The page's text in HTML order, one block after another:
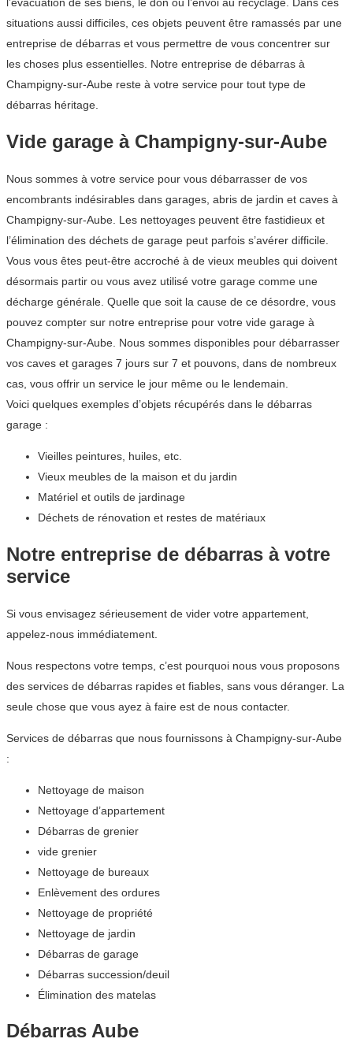
situations aussi difficiles, ces objets peuvent être ramassés par une
entreprise de débarras et vous permettre de vous concentrer sur
les choses plus essentielles. Notre entreprise de débarras à
Champigny-sur-Aube reste à votre service pour tout type de
débarras héritage.
Vide garage à Champigny-sur-Aube
Nous sommes à votre service pour vous débarrasser de vos
encombrants indésirables dans garages, abris de jardin et caves à
Champigny-sur-Aube. Les nettoyages peuvent être fastidieux et
l’élimination des déchets de garage peut parfois s’avérer difficile.
Vous vous êtes peut-être accroché à de vieux meubles qui doivent
désormais partir ou vous avez utilisé votre garage comme une
décharge générale. Quelle que soit la cause de ce désordre, vous
pouvez compter sur notre entreprise pour votre vide garage à
Champigny-sur-Aube. Nous sommes disponibles pour débarrasser
vos caves et garages 7 jours sur 7 et pouvons, dans de nombreux
cas, vous offrir un service le jour même ou le lendemain.
Voici quelques exemples d’objets récupérés dans le débarras
garage :
Vieilles peintures, huiles, etc.
Vieux meubles de la maison et du jardin
Matériel et outils de jardinage
Déchets de rénovation et restes de matériaux
Notre entreprise de débarras à votre
service
Si vous envisagez sérieusement de vider votre appartement,
appelez-nous immédiatement.
Nous respectons votre temps, c’est pourquoi nous vous proposons
des services de débarras rapides et fiables, sans vous déranger. La
seule chose que vous ayez à faire est de nous contacter.
Services de débarras que nous fournissons à Champigny-sur-Aube
:
Nettoyage de maison
Nettoyage d’appartement
Débarras de grenier
vide grenier
Nettoyage de bureaux
Enlèvement des ordures
Nettoyage de propriété
Nettoyage de jardin
Débarras de garage
Débarras succession/deuil
Élimination des matelas
Débarras Aube